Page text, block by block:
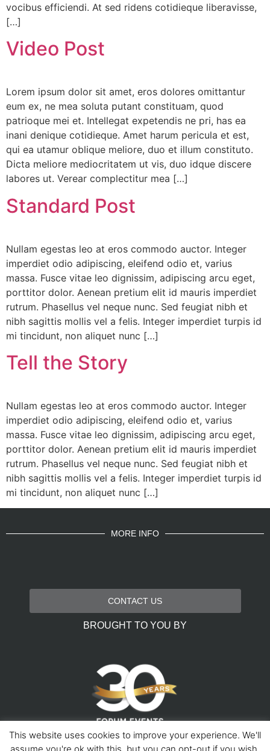
vocibus efficiendi. At sed ridens cotidieque liberavisse,
[…]
Video Post
Lorem ipsum dolor sit amet, eros dolores omittantur
eum ex, ne mea soluta putant constituam, quod
patrioque mei et. Intellegat expetendis ne pri, has ea
inani denique cotidieque. Amet harum pericula et est,
qui ea utamur oblique meliore, duo et illum constituto.
Dicta meliore mediocritatem ut vis, duo idque discere
labores ut. Verear complectitur mea […]
Standard Post
Nullam egestas leo at eros commodo auctor. Integer
imperdiet odio adipiscing, eleifend odio et, varius
massa. Fusce vitae leo dignissim, adipiscing arcu eget,
porttitor dolor. Aenean pretium elit id mauris imperdiet
rutrum. Phasellus vel neque nunc. Sed feugiat nibh et
nibh sagittis mollis vel a felis. Integer imperdiet turpis id
mi tincidunt, non aliquet nunc […]
Tell the Story
Nullam egestas leo at eros commodo auctor. Integer
imperdiet odio adipiscing, eleifend odio et, varius
massa. Fusce vitae leo dignissim, adipiscing arcu eget,
porttitor dolor. Aenean pretium elit id mauris imperdiet
rutrum. Phasellus vel neque nunc. Sed feugiat nibh et
nibh sagittis mollis vel a felis. Integer imperdiet turpis id
mi tincidunt, non aliquet nunc […]
MORE INFO
CONTACT US
BROUGHT TO YOU BY
This website uses cookies to improve your experience. We'll